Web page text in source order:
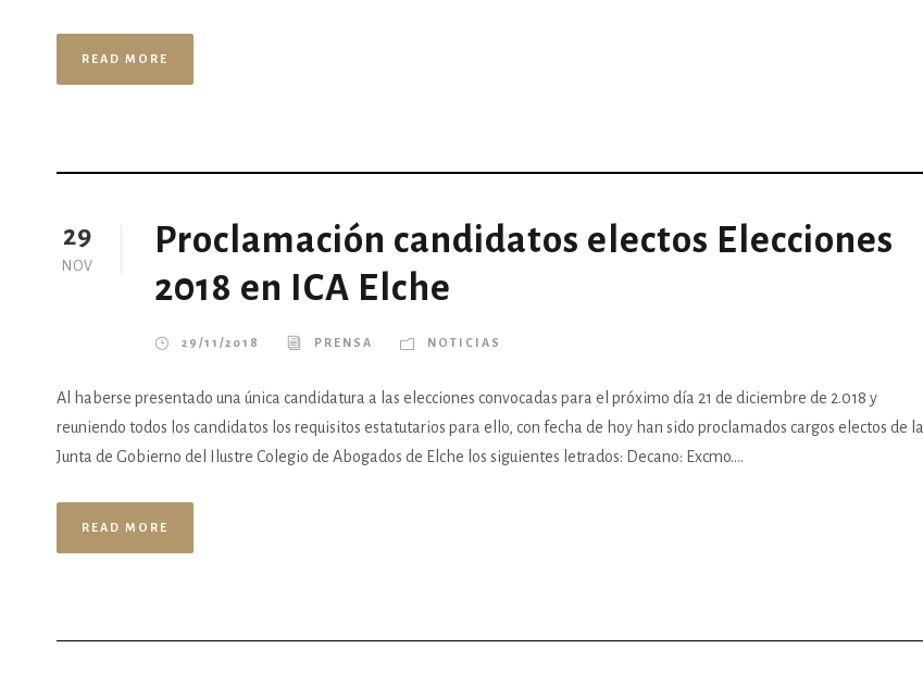
READ MORE
29
NOV
Proclamación candidatos electos Elecciones
2018 en ICA Elche
29/11/2018 PRENSA NOTICIAS
Al haberse presentado una única candidatura a las elecciones convocadas para el próximo día 21 de diciembre de 2.018 y
reuniendo todos los candidatos los requisitos estatutarios para ello, con fecha de hoy han sido proclamados cargos electos de la
Junta de Gobierno del Ilustre Colegio de Abogados de Elche los siguientes letrados: Decano: Excmo....
READ MORE